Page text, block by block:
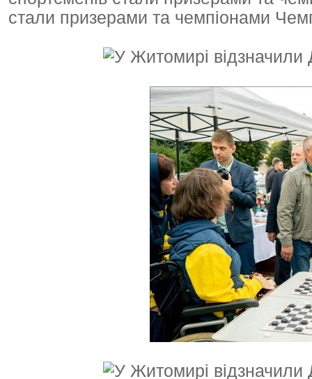
стали призерами та чемпіонами